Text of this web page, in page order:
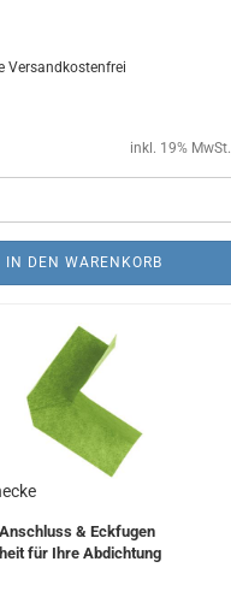
Versandkostenfrei
inkl. 19% MwSt.
IN DEN WARENKORB
& Eckfugen
für Ihre Abdichtung